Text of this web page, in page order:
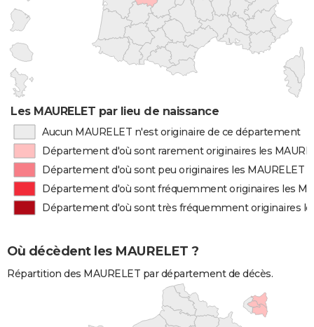
Les MAURELET par lieu de naissance
Aucun MAURELET n'est originaire de ce département
Département d'où sont rarement originaires les
Département d'où sont peu originaires les MAURELET
Département d'où sont fréquemment originaires les
Département d'où sont très fréquemment originaires
Où décèdent les MAURELET ?
Répartition des MAURELET par département de décès.